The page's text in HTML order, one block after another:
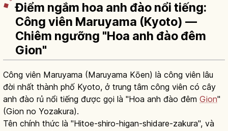
Điểm ngắm hoa anh đào nổi tiếng:
Công viên Maruyama (Kyoto) —
Chiêm ngưỡng "Hoa anh đào đêm
Gion"
Công viên Maruyama (Maruyama Kōen) là công viên lâu
đời nhất thành phố Kyoto, ở trung tâm công viên có cây
anh đào rủ nổi tiếng được gọi là "Hoa anh đào đêm Gion"
(Gion no Yozakura).
Tên chính thức là "Hitoe-shiro-higan-shidare-zakura", và